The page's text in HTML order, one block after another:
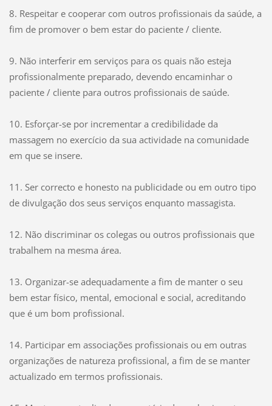
8. Respeitar e cooperar com outros profissionais da saúde, a
fim de promover o bem estar do paciente / cliente.
9. Não interferir em serviços para os quais não esteja
profissionalmente preparado, devendo encaminhar o
paciente / cliente para outros profissionais de saúde.
10. Esforçar-se por incrementar a credibilidade da
massagem no exercício da sua actividade na comunidade
em que se insere.
11. Ser correcto e honesto na publicidade ou em outro tipo
de divulgação dos seus serviços enquanto massagista.
12. Não discriminar os colegas ou outros profissionais que
trabalhem na mesma área.
13. Organizar-se adequadamente a fim de manter o seu
bem estar físico, mental, emocional e social, acreditando
que é um bom profissional.
14. Participar em associações profissionais ou em outras
organizações de natureza profissional, a fim de se manter
actualizado em termos profissionais.